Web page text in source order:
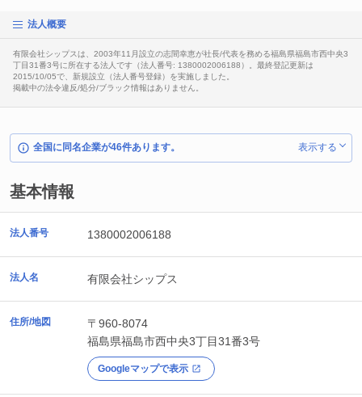
法人概要
有限会社シップスは、2003年11月設立の志間幸恵が社長/代表を務める福島県福島市西中央3
丁目31番3号に所在する法人です（法人番号: 1380002006188）。最終登記更新は
2015/10/05で、新規設立（法人番号登録）を実施しました。
掲載中の法令違反/処分/ブラック情報はありません。
全国に同名企業が46件あります。 表示する
基本情報
法人番号 1380002006188
法人名 有限会社シップス
住所/地図
〒960-8074
福島県福島市西中央3丁目31番3号
Googleマップで表示